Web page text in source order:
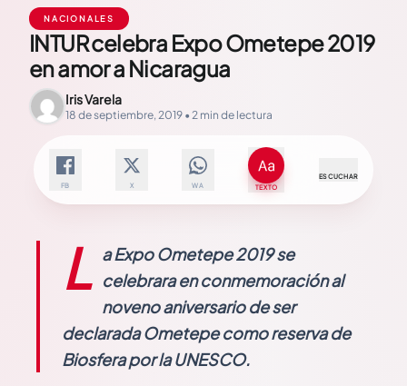
NACIONALES
INTUR celebra Expo Ometepe 2019
en amor a Nicaragua
Iris Varela
18 de septiembre, 2019 • 2 min de lectura
FB X WA TEXTO
ESCUCHAR
L a Expo Ometepe 2019 se
celebrara en conmemoración al
noveno aniversario de ser
declarada Ometepe como reserva de
Biosfera por la UNESCO.